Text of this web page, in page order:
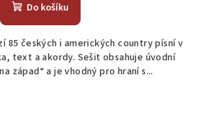
Do košíku
85 českých i amerických country písní v
text a akordy. Sešit obsahuje úvodní
západ“ a je vhodný pro hraní s...